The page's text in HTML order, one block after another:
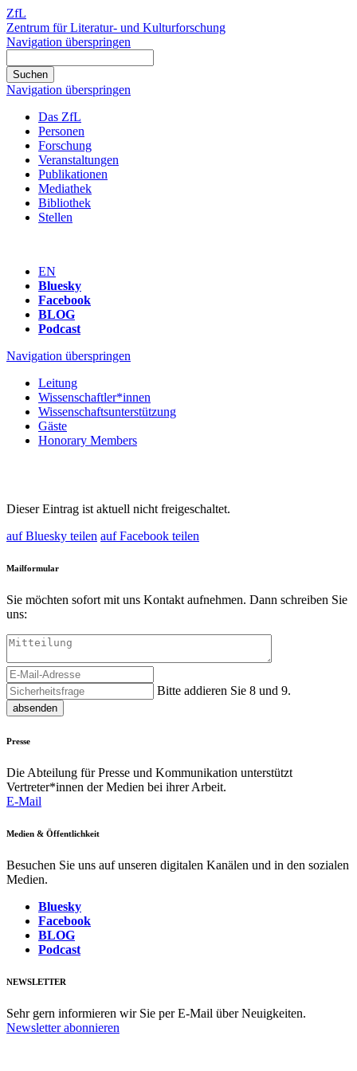
ZfL
Zentrum für Literatur- und Kulturforschung
Navigation überspringen
Navigation überspringen
Das ZfL
Personen
Forschung
Veranstaltungen
Publikationen
Mediathek
Bibliothek
Stellen
EN
Bluesky
Facebook
BLOG
Podcast
Navigation überspringen
Leitung
Wissenschaftler*innen
Wissenschaftsunterstützung
Gäste
Honorary Members
Dieser Eintrag ist aktuell nicht freigeschaltet.
auf Bluesky teilen auf Facebook teilen
Mailformular
Sie möchten sofort mit uns Kontakt aufnehmen. Dann schreiben Sie
uns:
Bitte addieren Sie 8 und 9.
absenden
Presse
Die Abteilung für Presse und Kommunikation unterstützt
Vertreter*innen der Medien bei ihrer Arbeit.
E-Mail
Medien & Öffentlichkeit
Besuchen Sie uns auf unseren digitalen Kanälen und in den sozialen
Medien.
Bluesky
Facebook
BLOG
Podcast
NEWSLETTER
Sehr gern informieren wir Sie per E-Mail über Neuigkeiten.
Newsletter abonnieren